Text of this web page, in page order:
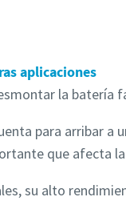
aplicaciones
la batería
para arribar a
que afecta
su alto